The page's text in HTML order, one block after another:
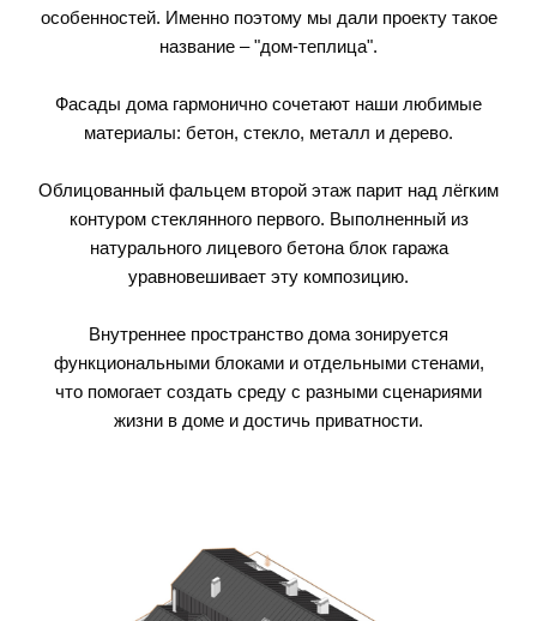
особенностей. Именно поэтому мы дали проекту такое
название – "дом-теплица".
Фасады дома гармонично сочетают наши любимые
материалы: бетон, стекло, металл и дерево.
Облицованный фальцем второй этаж парит над лёгким
контуром стеклянного первого. Выполненный из
натурального лицевого бетона блок гаража
уравновешивает эту композицию.
Внутреннее пространство дома зонируется
функциональными блоками и отдельными стенами,
что помогает создать среду с разными сценариями
жизни в доме и достичь приватности.